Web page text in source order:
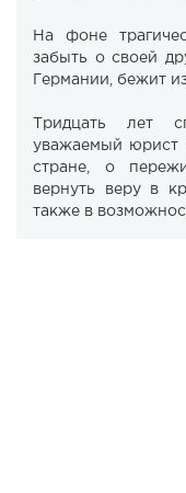
На фоне
забыть о своей
Германии, бежит
Тридцать лет
уважаемый юрист
стране, о
вернуть веру в
также в